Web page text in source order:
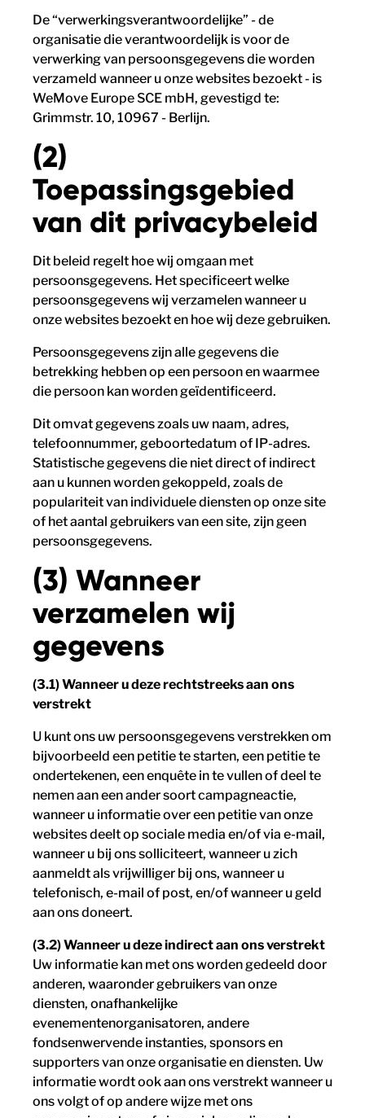
De “verwerkingsverantwoordelijke” - de
organisatie die verantwoordelijk is voor de
verwerking van persoonsgegevens die worden
verzameld wanneer u onze websites bezoekt - is
WeMove Europe SCE mbH, gevestigd te:
Grimmstr. 10, 10967 - Berlijn.
(2)
Toepassingsgebied
van dit privacybeleid
Dit beleid regelt hoe wij omgaan met
persoonsgegevens. Het specificeert welke
persoonsgegevens wij verzamelen wanneer u
onze websites bezoekt en hoe wij deze gebruiken.
Persoonsgegevens zijn alle gegevens die
betrekking hebben op een persoon en waarmee
die persoon kan worden geïdentificeerd.
Dit omvat gegevens zoals uw naam, adres,
telefoonnummer, geboortedatum of IP-adres.
Statistische gegevens die niet direct of indirect
aan u kunnen worden gekoppeld, zoals de
populariteit van individuele diensten op onze site
of het aantal gebruikers van een site, zijn geen
persoonsgegevens.
(3) Wanneer
verzamelen wij
gegevens
(3.1) Wanneer u deze rechtstreeks aan ons
verstrekt
U kunt ons uw persoonsgegevens verstrekken om
bijvoorbeeld een petitie te starten, een petitie te
ondertekenen, een enquête in te vullen of deel te
nemen aan een ander soort campagneactie,
wanneer u informatie over een petitie van onze
websites deelt op sociale media en/of via e-mail,
wanneer u bij ons solliciteert, wanneer u zich
aanmeldt als vrijwilliger bij ons, wanneer u
telefonisch, e-mail of post, en/of wanneer u geld
aan ons doneert.
(3.2) Wanneer u deze indirect aan ons verstrekt
Uw informatie kan met ons worden gedeeld door
anderen, waaronder gebruikers van onze
diensten, onafhankelijke
evenementenorganisatoren, andere
fondsenwervende instanties, sponsors en
supporters van onze organisatie en diensten. Uw
informatie wordt ook aan ons verstrekt wanneer u
ons volgt of op andere wijze met ons